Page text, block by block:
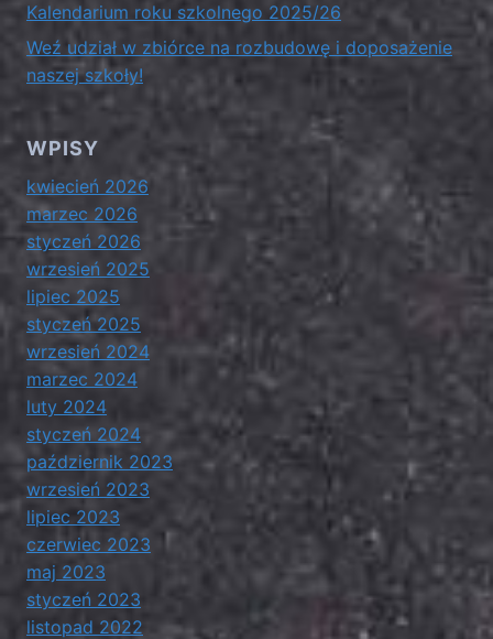
Kalendarium roku szkolnego 2025/26
Weź udział w zbiórce na rozbudowę i doposażenie
naszej szkoły!
WPISY
kwiecień 2026
marzec 2026
styczeń 2026
wrzesień 2025
lipiec 2025
styczeń 2025
wrzesień 2024
marzec 2024
luty 2024
styczeń 2024
październik 2023
wrzesień 2023
lipiec 2023
czerwiec 2023
maj 2023
styczeń 2023
listopad 2022